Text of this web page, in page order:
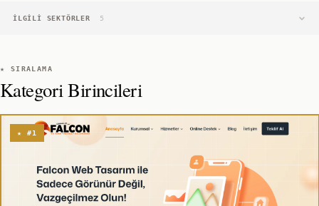
İLGILI SEKTÖRLER 5
★ SIRALAMA
Kategori Birincileri
★ #1